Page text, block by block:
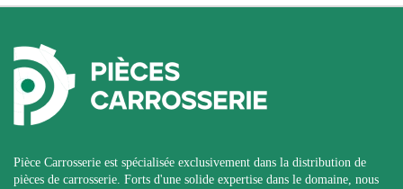
Pièce Carrosserie est spécialisée exclusivement dans la distribution de
pièces de carrosserie. Forts d'une solide expertise dans le domaine, nous